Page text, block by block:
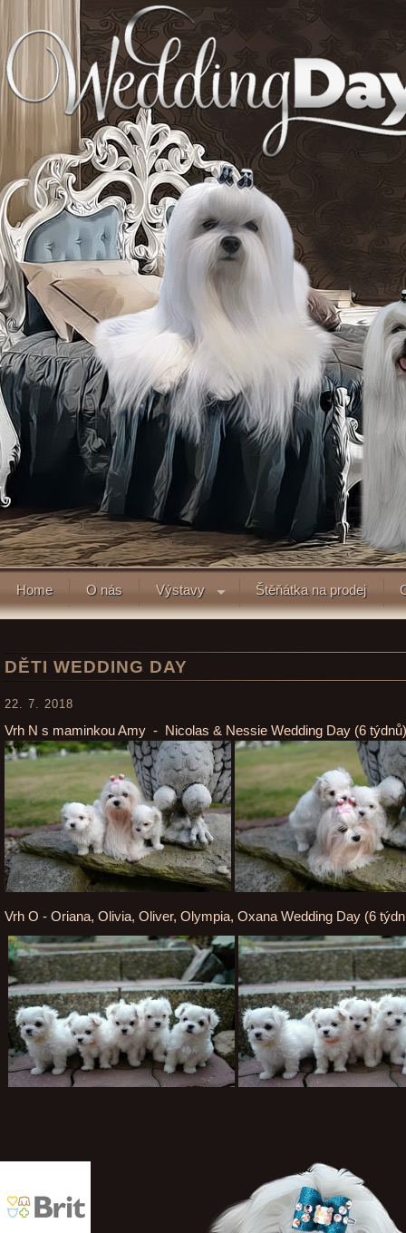
Home O nás Výstavy Štěňátka na prodej
DĚTI WEDDING DAY
22. 7. 2018
Vrh N s maminkou Amy - Nicolas & Nessie Wedding Day (6 týdnů)
Vrh O - Oriana, Olivia, Oliver, Olympia, Oxana Wedding Day (6